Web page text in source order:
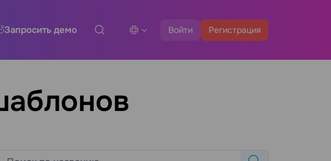
Войти Регистрация
Запросить демо